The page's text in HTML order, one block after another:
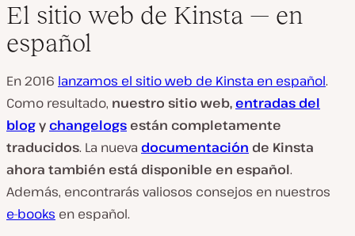
El sitio web de Kinsta — en
español
En 2016 lanzamos el sitio web de Kinsta en español.
Como resultado, nuestro sitio web, entradas del
blogy changelogs están completamente
traducidos. La nueva documentación de Kinsta
ahora también está disponible en español.
Además, encontrarás valiosos consejos en nuestros
e-books en español.